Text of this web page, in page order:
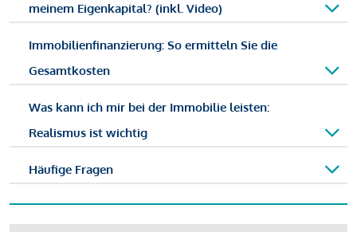
meinem Eigenkapital? (inkl. Video)
Immobilienfinanzierung: So ermitteln Sie die
Gesamtkosten
Was kann ich mir bei der Immobilie leisten:
Realismus ist wichtig
Häufige Fragen